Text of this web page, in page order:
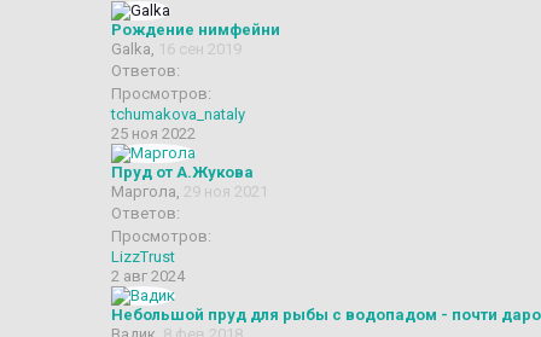
Рождение нимфейни
Galka, 16 сен 2019
Ответов:
Просмотров:
tchumakova_nataly
25 ноя 2022
Пруд от А.Жукова
Маргола, 29 ноя 2021
Ответов:
Просмотров:
LizzTrust
2 авг 2024
Небольшой пруд для рыбы с водопадом - почти